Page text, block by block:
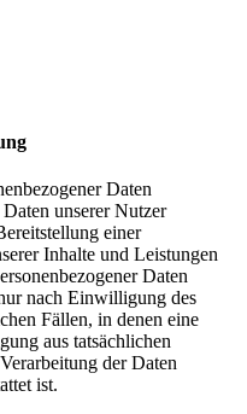
Daten
unserer Nutzer
einer
Inhalte und Leistungen
Daten
nach Einwilligung des
Fällen, in denen eine
aus tatsächlichen
der Daten
ist.